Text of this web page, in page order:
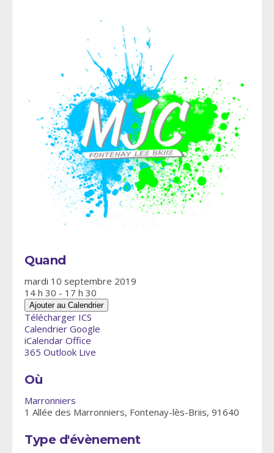
Quand
mardi 10 septembre 2019
14 h 30 - 17 h 30
Ajouter au Calendrier
Télécharger ICS
Calendrier Google
iCalendar Office
365 Outlook Live
Où
Marronniers
1 Allée des Marronniers, Fontenay-lès-Briis, 91640
Type d'évènement